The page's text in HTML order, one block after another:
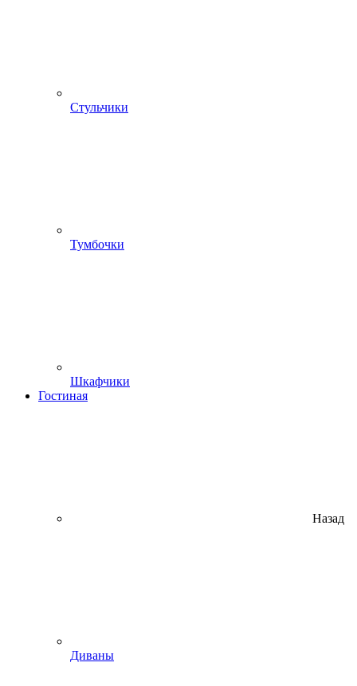
Стульчики
Тумбочки
Шкафчики
Гостиная
Назад
Диваны